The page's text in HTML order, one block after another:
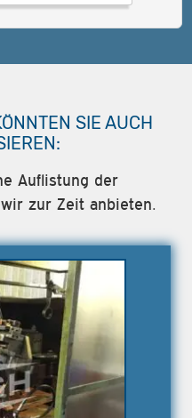
SIE AUCH
Auflistung der
zur Zeit anbieten.